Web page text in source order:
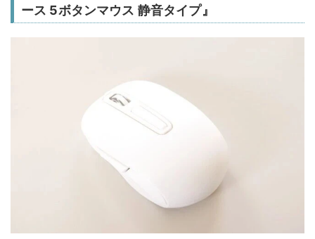
ース 5ボタンマウス 静音タイプ』